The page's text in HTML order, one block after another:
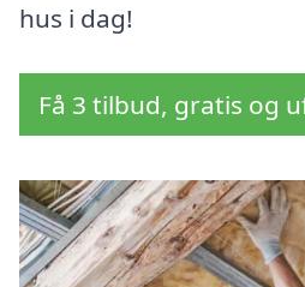
hus i dag!
Få 3 tilbud, gratis og